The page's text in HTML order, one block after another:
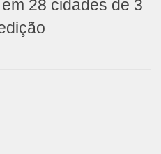
28 cidades de 3